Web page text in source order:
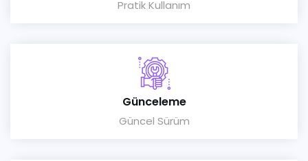
Pratik Kullanım
Günceleme
Güncel Sürüm